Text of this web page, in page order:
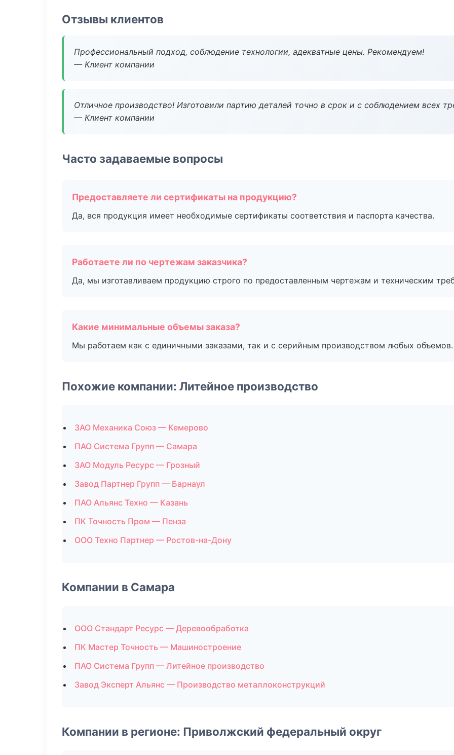
Отзывы клиентов
Профессиональный подход, соблюдение технологии, адекватные цены. Рекомендуем!
— Клиент компании
Отличное производство! Изготовили партию деталей точно в срок и с соблюдением всех
— Клиент компании
Часто задаваемые вопросы
Предоставляете ли сертификаты на продукцию?
Да, вся продукция имеет необходимые сертификаты соответствия и паспорта качества.
Работаете ли по чертежам заказчика?
Да, мы изготавливаем продукцию строго по предоставленным чертежам и техническим
Какие минимальные объемы заказа?
Мы работаем как с единичными заказами, так и с серийным производством любых объемов.
Похожие компании: Литейное производство
ЗАО Механика Союз — Кемерово
ПАО Система Групп — Самара
ЗАО Модуль Ресурс — Грозный
Завод Партнер Групп — Барнаул
ПАО Альянс Техно — Казань
ПК Точность Пром — Пенза
ООО Техно Партнер — Ростов-на-Дону
Компании в Самара
ООО Стандарт Ресурс — Деревообработка
ПК Мастер Точность — Машиностроение
ПАО Система Групп — Литейное производство
Завод Эксперт Альянс — Производство металлоконструкций
Компании в регионе: Приволжский федеральный округ